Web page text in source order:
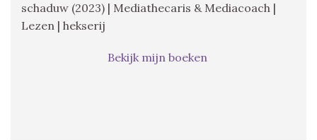
schaduw (2023) | Mediathecaris & Mediacoach |
Lezen | hekserij
Bekijk mijn boeken